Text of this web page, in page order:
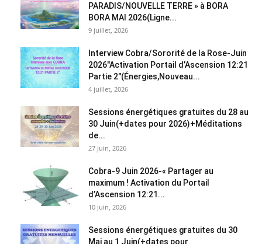
PARADIS/NOUVELLE TERRE » à BORA
BORA MAI 2026(Ligne...
9 juillet, 2026
Interview Cobra/Sororité de la Rose-Juin
2026″Activation Portail d’Ascension 12:21
Partie 2″(Énergies,Nouveau...
4 juillet, 2026
Sessions énergétiques gratuites du 28 au
30 Juin(+dates pour 2026)+Méditations
de...
27 juin, 2026
Cobra-9 Juin 2026-« Partager au
maximum ! Activation du Portail
d’Ascension 12:21...
10 juin, 2026
Sessions énergétiques gratuites du 30
Mai au 1 Juin(+dates pour